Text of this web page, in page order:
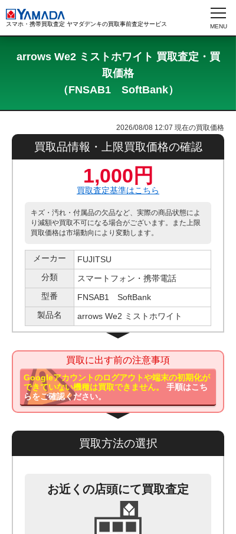
スマホ・携帯買取査定 ヤマダデンキの買取事前査定サービス
arrows We2 ミストホワイト 買取査定・買
取価格
（FNSAB1 SoftBank）
2026/08/08 12:07 現在の買取価格
買取品情報・上限買取価格の確認
1,000円
買取査定基準はこちら
キズ・汚れ・付属品の欠品など、実際の商品状態によ
り減額や買取不可になる場合がございます。また上限
買取価格は市場動向により変動します。
メーカー
FUJITSU
分類
スマートフォン・携帯電話
型番
FNSAB1 SoftBank
製品名
arrows We2 ミストホワイト
買取に出す前の注意事項
Googleアカウントのログアウトや端末の初期化が
できていない機種は買取できません。
手順はこち
らをご確認ください。
買取方法の選択
お近くの店頭にて買取査定